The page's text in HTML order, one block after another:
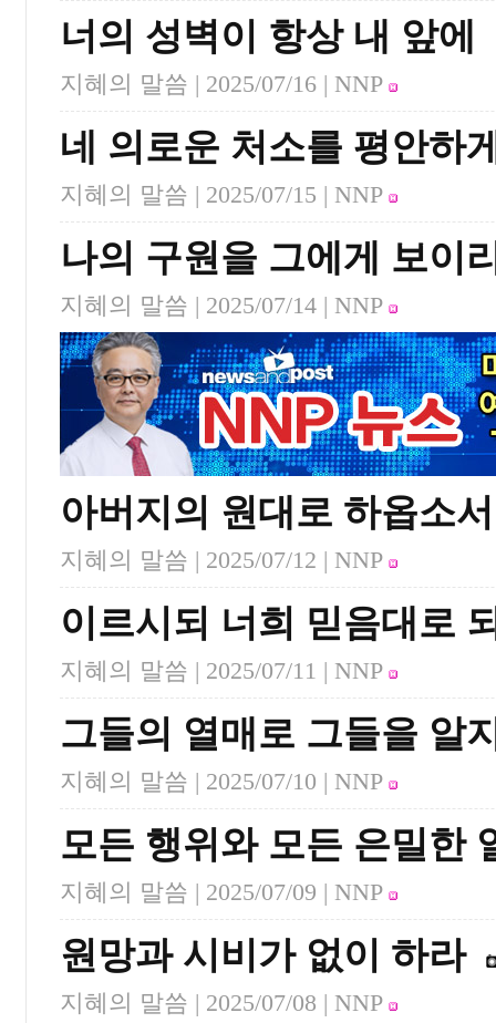
너의 성벽이 항상 내 앞에
지혜의 말씀 | 2025/07/16 | NNP
네 의로운 처소를 평안하
지혜의 말씀 | 2025/07/15 | NNP
나의 구원을 그에게 보이
지혜의 말씀 | 2025/07/14 | NNP
아버지의 원대로 하옵소서
지혜의 말씀 | 2025/07/12 | NNP
이르시되 너희 믿음대로
지혜의 말씀 | 2025/07/11 | NNP
그들의 열매로 그들을 알
지혜의 말씀 | 2025/07/10 | NNP
모든 행위와 모든 은밀한
지혜의 말씀 | 2025/07/09 | NNP
원망과 시비가 없이 하라
지혜의 말씀 | 2025/07/08 | NNP